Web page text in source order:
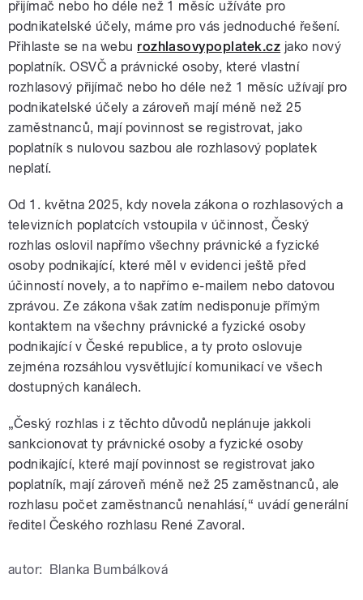
přijímač nebo ho déle než 1 měsíc užíváte pro
podnikatelské účely, máme pro vás jednoduché řešení.
Přihlaste se na webu rozhlasovypoplatek.cz jako nový
poplatník. OSVČ a právnické osoby, které vlastní
rozhlasový přijímač nebo ho déle než 1 měsíc užívají pro
podnikatelské účely a zároveň mají méně než 25
zaměstnanců, mají povinnost se registrovat, jako
poplatník s nulovou sazbou ale rozhlasový poplatek
neplatí.
Od 1. května 2025, kdy novela zákona o rozhlasových a
televizních poplatcích vstoupila v účinnost, Český
rozhlas oslovil napřímo všechny právnické a fyzické
osoby podnikající, které měl v evidenci ještě před
účinností novely, a to napřímo e-mailem nebo datovou
zprávou. Ze zákona však zatím nedisponuje přímým
kontaktem na všechny právnické a fyzické osoby
podnikající v České republice, a ty proto oslovuje
zejména rozsáhlou vysvětlující komunikací ve všech
dostupných kanálech.
„Český rozhlas i z těchto důvodů neplánuje jakkoli
sankcionovat ty právnické osoby a fyzické osoby
podnikající, které mají povinnost se registrovat jako
poplatník, mají zároveň méně než 25 zaměstnanců, ale
rozhlasu počet zaměstnanců nenahlásí,“ uvádí generální
ředitel Českého rozhlasu René Zavoral.
autor: Blanka Bumbálková